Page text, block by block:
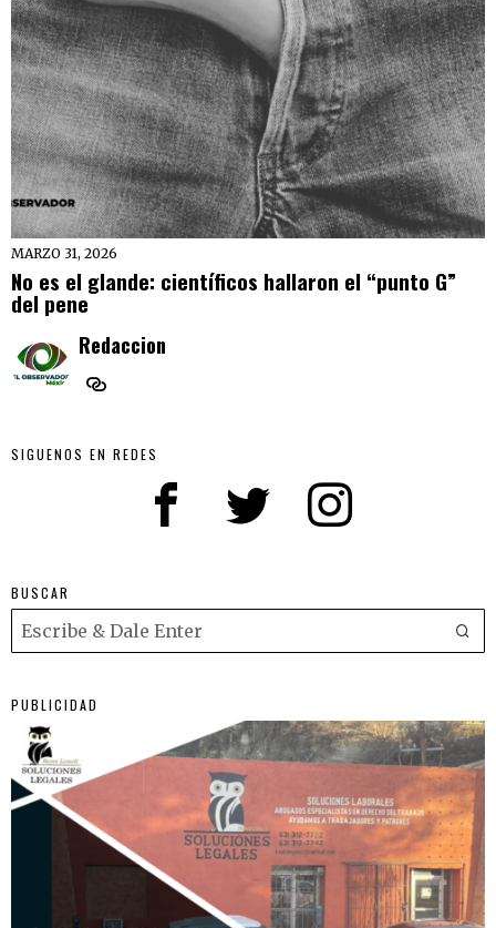
MARZO 31, 2026
No es el glande: científicos hallaron el “punto G”
del pene
Redaccion
SIGUENOS EN REDES
BUSCAR
PUBLICIDAD